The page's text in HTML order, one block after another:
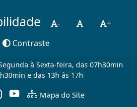
-
+
Contraste
à Sexta-feira, das 07h30min
e das 13h às 17h
Mapa do Site